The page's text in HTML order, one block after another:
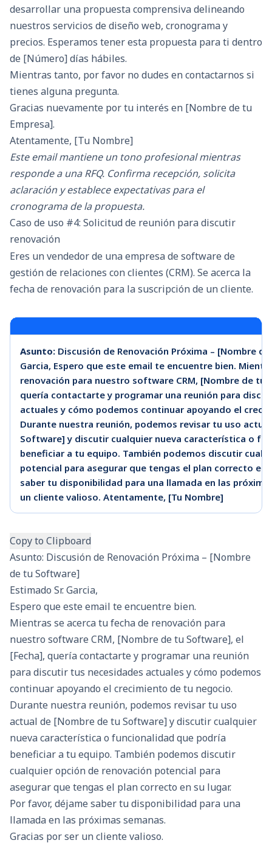
desarrollar una propuesta comprensiva delineando
nuestros servicios de diseño web, cronograma y
precios. Esperamos tener esta propuesta para ti dentro
de [Número] días hábiles.
Mientras tanto, por favor no dudes en contactarnos si
tienes alguna pregunta.
Gracias nuevamente por tu interés en [Nombre de tu
Empresa].
Atentamente, [Tu Nombre]
Este email mantiene un tono profesional mientras
responde a una RFQ. Confirma recepción, solicita
aclaración y establece expectativas para el
cronograma de la propuesta.
Caso de uso #4: Solicitud de reunión para discutir
renovación
Eres un vendedor de una empresa de software de
gestión de relaciones con clientes (CRM). Se acerca la
fecha de renovación para la suscripción de un cliente.
Asunto: Discusión de Renovación Próxima – [Nombre
Garcia, Espero que este email te encuentre bien.
renovación para nuestro software CRM, [Nombre de tu
quería contactarte y programar una reunión para
actuales y cómo podemos continuar apoyando el
Durante nuestra reunión, podemos revisar tu uso
Software] y discutir cualquier nueva característica o
beneficiar a tu equipo. También podemos discutir
potencial para asegurar que tengas el plan correcto en
saber tu disponibilidad para una llamada en las
un cliente valioso. Atentamente, [Tu Nombre]
Copy to Clipboard
Asunto: Discusión de Renovación Próxima – [Nombre
de tu Software]
Estimado Sr. Garcia,
Espero que este email te encuentre bien.
Mientras se acerca tu fecha de renovación para
nuestro software CRM, [Nombre de tu Software], el
[Fecha], quería contactarte y programar una reunión
para discutir tus necesidades actuales y cómo podemos
continuar apoyando el crecimiento de tu negocio.
Durante nuestra reunión, podemos revisar tu uso
actual de [Nombre de tu Software] y discutir cualquier
nueva característica o funcionalidad que podría
beneficiar a tu equipo. También podemos discutir
cualquier opción de renovación potencial para
asegurar que tengas el plan correcto en su lugar.
Por favor, déjame saber tu disponibilidad para una
llamada en las próximas semanas.
Gracias por ser un cliente valioso.